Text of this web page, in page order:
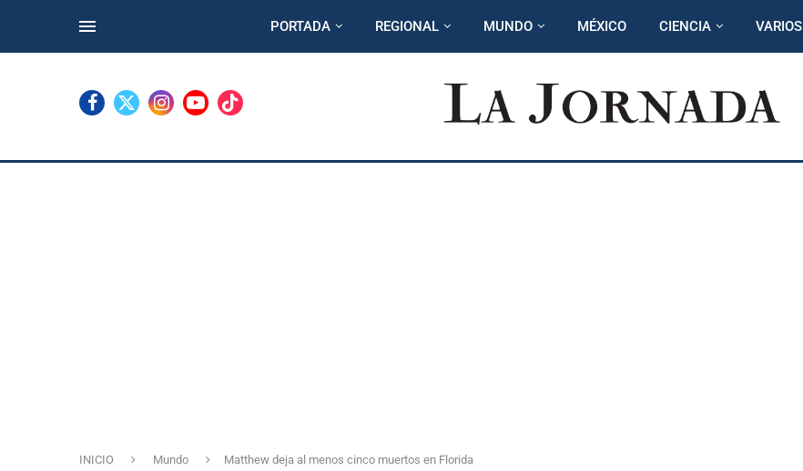
PORTADA REGIONAL MUNDO MÉXICO CIENCIA VARIOS
INICIO Mundo Matthew deja al menos cinco muertos en Florida